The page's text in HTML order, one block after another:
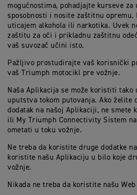
mogućnostima, pohadjajte kurseve za
sposobnosti i nosite zaštitnu opremu.
uticajem alkohola ili narkotika. Uvek
zaštitu za oči i prikladnu zaštitnu
vaš suvozač učini isto.
Pažljivo prostudirajte vaš korisnički
vaš Triumph motocikl pre vožnje.
Naša Aplikacija se može koristiti tako
uputstva tokom putovanja. Ako želite
dodatak na našoj Aplikaciji, ne smete
ili My Triumph Connectivity Sistem
ometati u toku vožnje.
Ne treba da koristite druge dodatke
koristite našu Aplikaciju u bilo koje
vožnje.
Nikada ne treba da koristite našu